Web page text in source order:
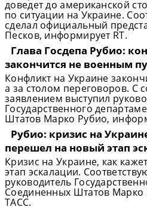
доведет до американской
по ситуации на Украине.
сделал официальный
Песков, информирует RT.
Глава Госдепа Рубио:
закончится не военным
Конфликт на Украине
а за столом переговоров. С
заявлением выступил
Государственного
Штатов Марко Рубио,
Рубио: кризис на
перешел на новый этап
Кризис на Украине, как
этап эскалации.
руководитель
Соединенных Штатов
ТАСС.